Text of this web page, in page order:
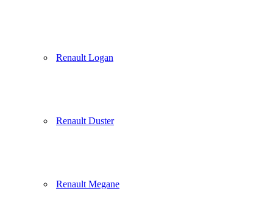
Renault Logan
Renault Duster
Renault Megane